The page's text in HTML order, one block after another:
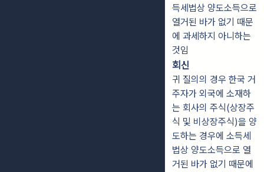
득세법상 양도소득으로
열거된 바가 없기 때문
에 과세하지 아니하는
것임
회신
귀 질의의 경우 한국 거
주자가 외국에 소재하
는 회사의 주식(상장주
식 및 비상장주식)을 양
도하는 경우에 소득세
법상 양도소득으로 열
거된 바가 없기 때문에